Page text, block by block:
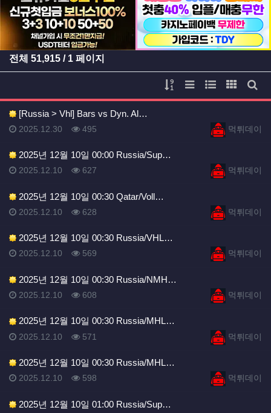
등록일 등록일
전체 51,915 / 1 페이지
게시물 정렬
리스트 스타일
웹진 스타일
갤러리
게
[Russia > Vhl] Bars vs Dyn. Al…
등록자먹튀데이
등록일
2025.12.30 조회
495
2025년 12월 10일 00:00 Russia/Sup…
등록자먹튀데이
등록일
2025.12.10 조회
627
2025년 12월 10일 00:30 Qatar/Voll…
등록자먹튀데이
등록일
2025.12.10 조회
628
2025년 12월 10일 00:30 Russia/VHL…
등록자먹튀데이
등록일
2025.12.10 조회
569
2025년 12월 10일 00:30 Russia/NMH…
등록자먹튀데이
등록일
2025.12.10 조회
608
2025년 12월 10일 00:30 Russia/MHL…
등록자먹튀데이
등록일
2025.12.10 조회
571
2025년 12월 10일 00:30 Russia/MHL…
등록자먹튀데이
등록일
2025.12.10 조회
598
2025년 12월 10일 01:00 Russia/Sup…